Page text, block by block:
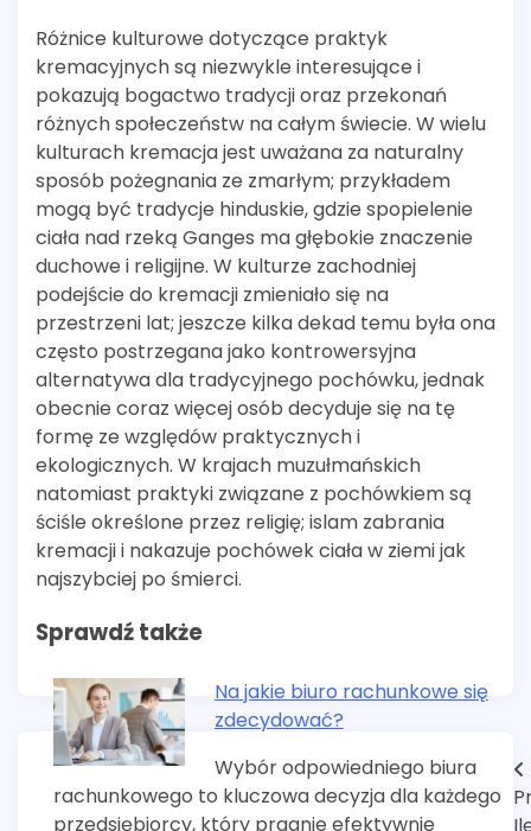
Różnice kulturowe dotyczące praktyk
kremacyjnych są niezwykle interesujące i
pokazują bogactwo tradycji oraz przekonań
różnych społeczeństw na całym świecie. W wielu
kulturach kremacja jest uważana za naturalny
sposób pożegnania ze zmarłym; przykładem
mogą być tradycje hinduskie, gdzie spopielenie
ciała nad rzeką Ganges ma głębokie znaczenie
duchowe i religijne. W kulturze zachodniej
podejście do kremacji zmieniało się na
przestrzeni lat; jeszcze kilka dekad temu była ona
często postrzegana jako kontrowersyjna
alternatywa dla tradycyjnego pochówku, jednak
obecnie coraz więcej osób decyduje się na tę
formę ze względów praktycznych i
ekologicznych. W krajach muzułmańskich
natomiast praktyki związane z pochówkiem są
ściśle określone przez religię; islam zabrania
kremacji i nakazuje pochówek ciała w ziemi jak
najszybciej po śmierci.
Sprawdź także
Na jakie biuro rachunkowe się
zdecydować?
Wybór odpowiedniego biura
rachunkowego to kluczowa decyzja dla każdego
przedsiębiorcy, który pragnie efektywnie
Nawigacja
wpisu